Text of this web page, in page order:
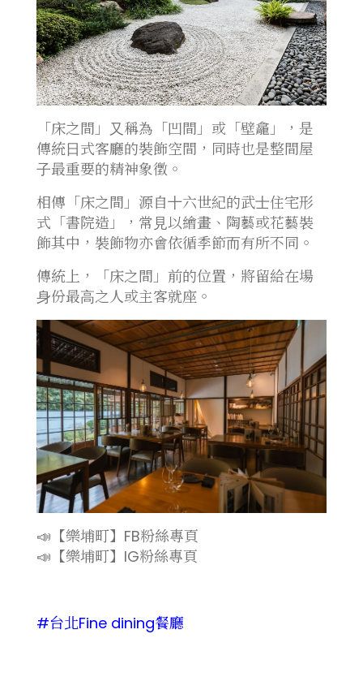
「床之間」⼜稱為「凹間」或「壁龕」，是
傳統⽇式客廳的裝飾空間，同時也是整間屋
⼦最重要的精神象徵。
相傳「床之間」源⾃⼗六世紀的武⼠住宅形
式「書院造」，常⾒以繪畫、陶藝或花藝裝
飾其中，裝飾物亦會依循季節⽽有所不同。
傳統上，「床之間」前的位置，將留給在場
⾝份最⾼之⼈或主客就座。
📣【樂埔町】 FB粉絲專頁
📣【樂埔町】 IG粉絲專頁
#台北Fine dining餐廳